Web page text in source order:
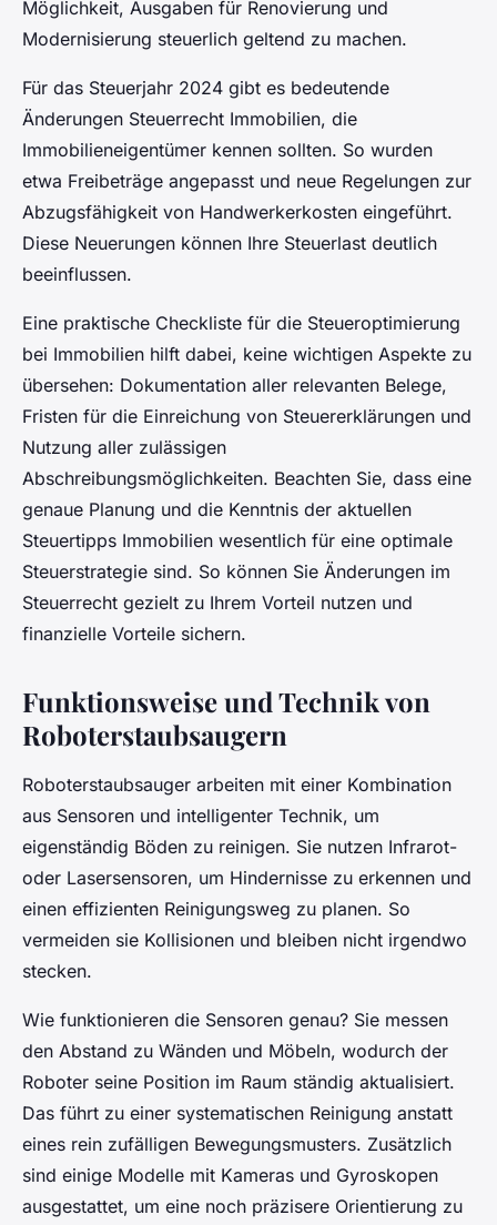
Möglichkeit, Ausgaben für Renovierung und
Modernisierung steuerlich geltend zu machen.
Für das Steuerjahr 2024 gibt es bedeutende
Änderungen Steuerrecht Immobilien, die
Immobilieneigentümer kennen sollten. So wurden
etwa Freibeträge angepasst und neue Regelungen zur
Abzugsfähigkeit von Handwerkerkosten eingeführt.
Diese Neuerungen können Ihre Steuerlast deutlich
beeinflussen.
Eine praktische Checkliste für die Steueroptimierung
bei Immobilien hilft dabei, keine wichtigen Aspekte zu
übersehen: Dokumentation aller relevanten Belege,
Fristen für die Einreichung von Steuererklärungen und
Nutzung aller zulässigen
Abschreibungsmöglichkeiten. Beachten Sie, dass eine
genaue Planung und die Kenntnis der aktuellen
Steuertipps Immobilien wesentlich für eine optimale
Steuerstrategie sind. So können Sie Änderungen im
Steuerrecht gezielt zu Ihrem Vorteil nutzen und
finanzielle Vorteile sichern.
Funktionsweise und Technik von
Roboterstaubsaugern
Roboterstaubsauger arbeiten mit einer Kombination
aus Sensoren und intelligenter Technik, um
eigenständig Böden zu reinigen. Sie nutzen Infrarot-
oder Lasersensoren, um Hindernisse zu erkennen und
einen effizienten Reinigungsweg zu planen. So
vermeiden sie Kollisionen und bleiben nicht irgendwo
stecken.
Wie funktionieren die Sensoren genau? Sie messen
den Abstand zu Wänden und Möbeln, wodurch der
Roboter seine Position im Raum ständig aktualisiert.
Das führt zu einer systematischen Reinigung anstatt
eines rein zufälligen Bewegungsmusters. Zusätzlich
sind einige Modelle mit Kameras und Gyroskopen
ausgestattet, um eine noch präzisere Orientierung zu